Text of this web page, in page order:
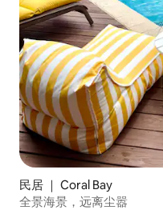
民居 ｜ Coral Bay
全景海景，远离尘嚣